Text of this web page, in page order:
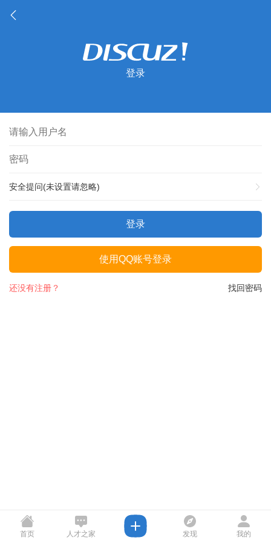
登录
安全提问(未设置请忽略)
登录
使用QQ账号登录
找回密码
还没有注册？
首页 人才之家 发现 我的